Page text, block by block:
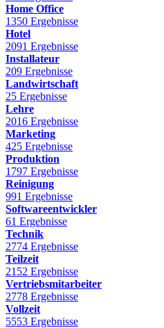
Home Office
1350 Ergebnisse
Hotel
2091 Ergebnisse
Installateur
209 Ergebnisse
Landwirtschaft
25 Ergebnisse
Lehre
2016 Ergebnisse
Marketing
425 Ergebnisse
Produktion
1797 Ergebnisse
Reinigung
991 Ergebnisse
Softwareentwickler
61 Ergebnisse
Technik
2774 Ergebnisse
Teilzeit
2152 Ergebnisse
Vertriebsmitarbeiter
2778 Ergebnisse
Vollzeit
5553 Ergebnisse